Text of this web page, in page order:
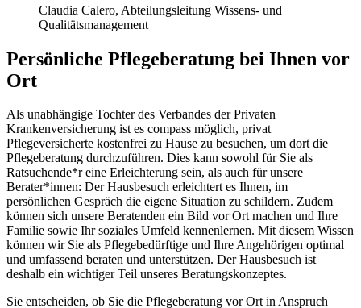
Claudia Calero, Abteilungsleitung Wissens- und
Qualitätsmanagement
Persönliche Pflegeberatung bei Ihnen vor
Ort
Als unabhängige Tochter des Verbandes der Privaten
Krankenversicherung ist es compass möglich, privat
Pflegeversicherte kostenfrei zu Hause zu besuchen, um dort die
Pflegeberatung durchzuführen. Dies kann sowohl für Sie als
Ratsuchende*r eine Erleichterung sein, als auch für unsere
Berater*innen: Der Hausbesuch erleichtert es Ihnen, im
persönlichen Gespräch die eigene Situation zu schildern. Zudem
können sich unsere Beratenden ein Bild vor Ort machen und Ihre
Familie sowie Ihr soziales Umfeld kennenlernen. Mit diesem Wissen
können wir Sie als Pflegebedürftige und Ihre Angehörigen optimal
und umfassend beraten und unterstützen. Der Hausbesuch ist
deshalb ein wichtiger Teil unseres Beratungskonzeptes.
Sie entscheiden, ob Sie die Pflegeberatung vor Ort in Anspruch